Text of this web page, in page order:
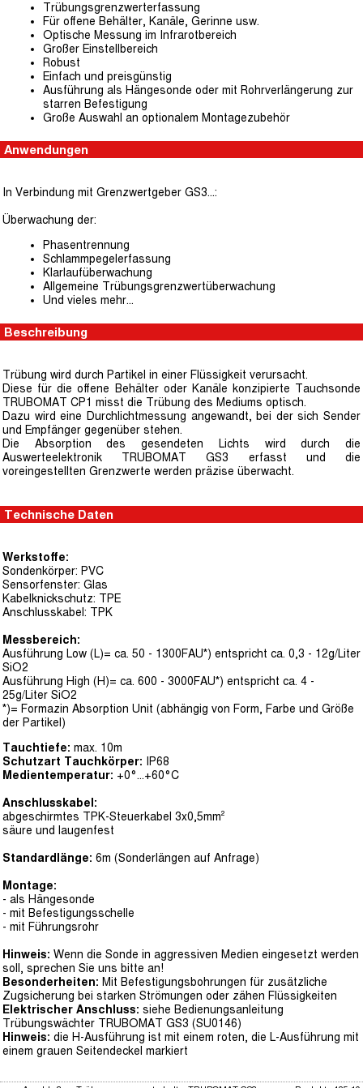
Trübungsgrenzwerterfassung
Für offene Behälter, Kanäle, Gerinne usw.
Optische Messung im Infrarotbereich
Großer Einstellbereich
Robust
Einfach und preisgünstig
Ausführung als Hängesonde oder mit Rohrverlängerung zur
starren Befestigung
Große Auswahl an optionalem Montagezubehör
Anwendungen
In Verbindung mit Grenzwertgeber GS3...:
Überwachung der:
Phasentrennung
Schlammpegelerfassung
Klarlaufüberwachung
Allgemeine Trübungsgrenzwertüberwachung
Und vieles mehr...
Beschreibung
Trübung wird durch Partikel in einer Flüssigkeit verursacht.
Diese für die offene Behälter oder Kanäle konzipierte Tauchsonde
TRUBOMAT CP1 misst die Trübung des Mediums optisch.
Dazu wird eine Durchlichtmessung angewandt, bei der sich Sender
und Empfänger gegenüber stehen.
Die Absorption des gesendeten Lichts wird durch die
Auswerteelektronik TRUBOMAT GS3 erfasst und die
voreingestellten Grenzwerte werden präzise überwacht.
Technische Daten
Werkstoffe:
Sondenkörper: PVC
Sensorfenster: Glas
Kabelknickschutz: TPE
Anschlusskabel: TPK
Messbereich:
Ausführung Low (L)= ca. 50 - 1300FAU*) entspricht ca. 0,3 - 12g/Liter
SiO2
Ausführung High (H)= ca. 600 - 3000FAU*) entspricht ca. 4 -
25g/Liter SiO2
*)= Formazin Absorption Unit (abhängig von Form, Farbe und Größe
der Partikel)
Tauchtiefe: max. 10m
Schutzart Tauchkörper: IP68
Medientemperatur: +0°...+60°C
Anschlusskabel:
abgeschirmtes TPK-Steuerkabel 3x0,5mm²
säure und laugenfest
Standardlänge: 6m (Sonderlängen auf Anfrage)
Montage:
- als Hängesonde
- mit Befestigungsschelle
- mit Führungsrohr
Hinweis: Wenn die Sonde in aggressiven Medien eingesetzt werden
soll, sprechen Sie uns bitte an!
Besonderheiten: Mit Befestigungsbohrungen für zusätzliche
Zugsicherung bei starken Strömungen oder zähen Flüssigkeiten
Elektrischer Anschluss: siehe Bedienungsanleitung
Trübungswächter TRUBOMAT GS3 (SU0146)
Hinweis: die H-Ausführung ist mit einem roten, die L-Ausführung mit
einem grauen Seitendeckel markiert